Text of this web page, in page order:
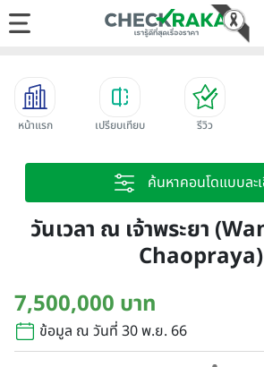
หน้าแรก เปรียบเทียบ รีวิว
ค้นหาคอนโดแบบละ
วันเวลา ณ เจ้าพระยา
Chaopraya)
7,500,000 บาท
ข้อมูล ณ วันที่ 30 พ.ย. 66